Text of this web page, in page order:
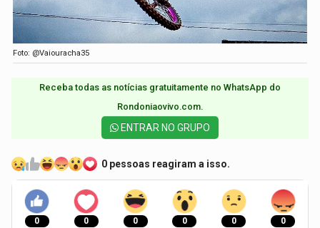
Foto: @Vaiouracha35
Receba todas as notícias gratuitamente no WhatsApp do
Rondoniaovivo.com.​
ENTRAR NO GRUPO
0 pessoas reagiram a isso.
0 0 0 0 0 0